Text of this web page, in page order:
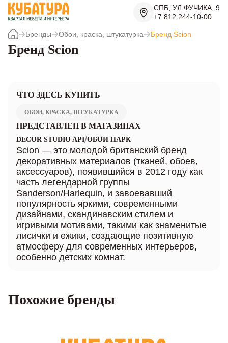
СПБ, УЛ.ФУЧИКА, 9
+7 812 244-10-00
Бренды Обои, краска, штукатурка Бренд Scion
Бренд Scion
ЧТО ЗДЕСЬ КУПИТЬ
ОБОИ, КРАСКА, ШТУКАТУРКА
ПРЕДСТАВЛЕН В МАГАЗИНАХ
DECOR STUDIO API/ОБОИ ПАРК
Scion — это молодой британский бренд
декоративных материалов (тканей, обоев,
аксессуаров), появившийся в 2012 году как
часть легендарной группы
Sanderson/Harlequin, и завоевавший
популярность яркими, современными
дизайнами, скандинавским стилем и
игривыми мотивами, такими как знаменитые
лисички и ежики, создающие позитивную
атмосферу для современных интерьеров,
особенно детских комнат.
Похожие бренды